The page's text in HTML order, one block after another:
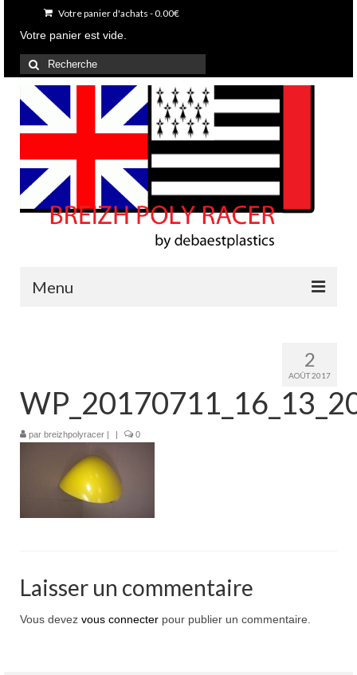
Votre panier d'achats -0.00€
Votre panier est vide.
Rechercher
:
Menu
Projets en cours
Mon compte
Mon panier
Nous contacter
2
AOÛT 2017
par breizhpolyracer 0
Laisser un commentaire
Vous devez vous connecter pour publier un commentaire.